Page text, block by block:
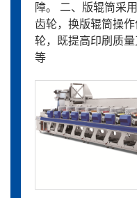
障。 二、版辊筒采
齿轮，换版辊筒操
轮，既提高印刷质
等